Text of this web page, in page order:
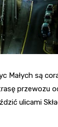
są
przewozu
ulicami